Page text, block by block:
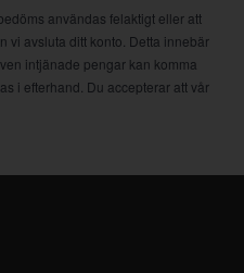
användas felaktigt eller att
vi avsluta ditt konto. Detta innebär
intjänade pengar kan komma
i efterhand. Du accepterar att vår